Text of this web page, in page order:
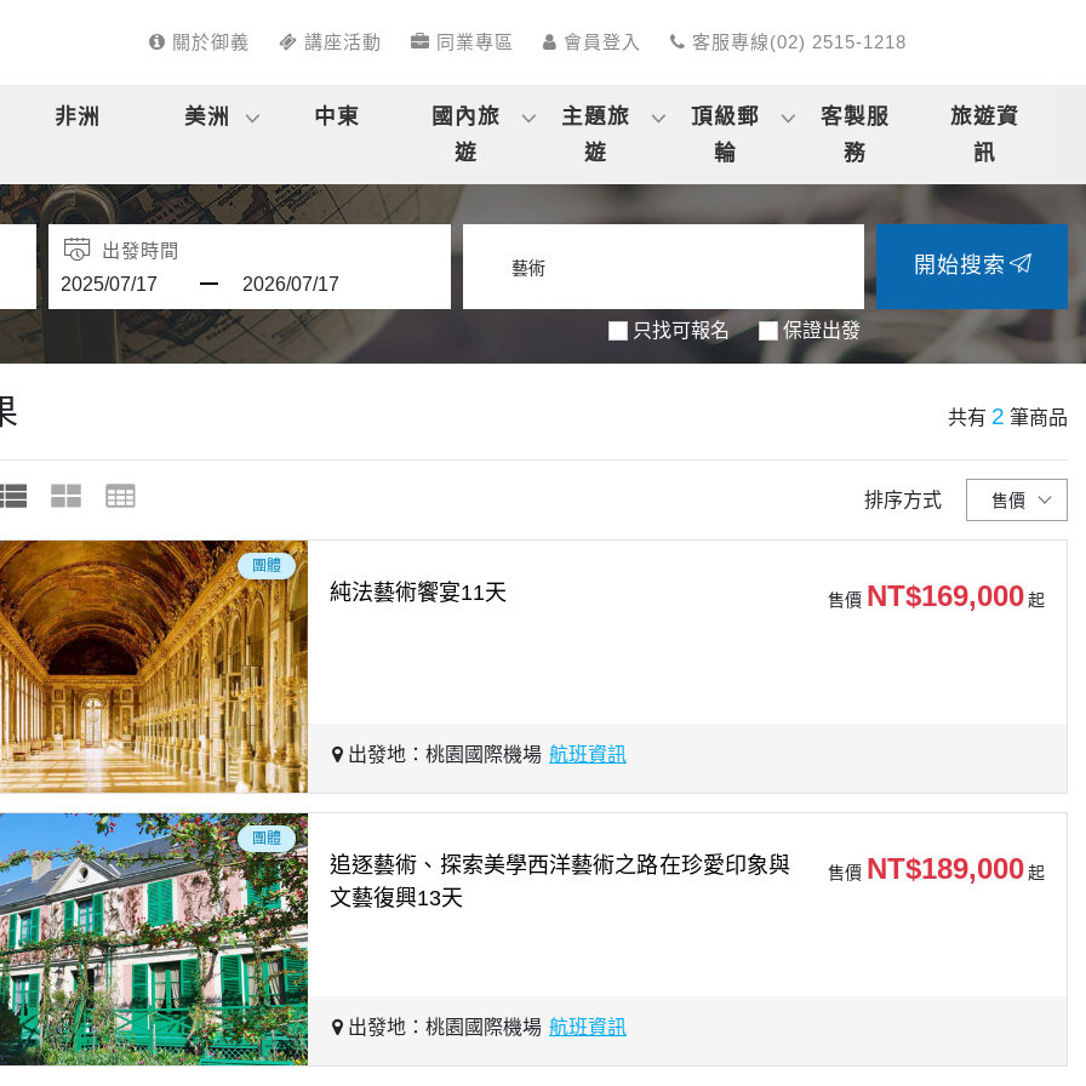
關於御義 講座活動 同業專區 會員登入 客服專線(02) 2515-1218
非洲 美洲 中東
國內旅
遊
主題旅
遊
頂級郵
輪
客製服
務
旅遊資
訊
出發時間
只找可報名 保證出發
開始搜索
共有 2 筆商品
排序方式
團體
純法藝術饗宴11天 售價 NT$169,000起
出發地：桃園國際機場 航班資訊
團體
追逐藝術、探索美學西洋藝術之路在珍愛印象與
文藝復興13天
售價 NT$189,000起
出發地：桃園國際機場 航班資訊